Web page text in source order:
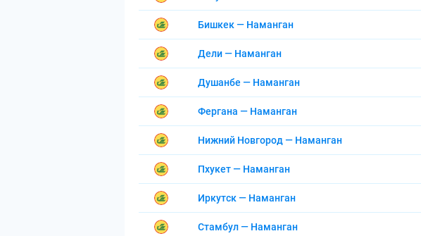
Бишкек — Наманган
Дели — Наманган
Душанбе — Наманган
Фергана — Наманган
Нижний Новгород — Наманган
Пхукет — Наманган
Иркутск — Наманган
Стамбул — Наманган